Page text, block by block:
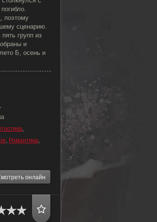
поэтому
сценарию.
групп из
и
Б, осень и
,
, Романтика,
онлайн